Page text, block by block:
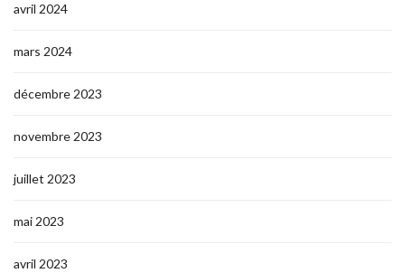
avril 2024
mars 2024
décembre 2023
novembre 2023
juillet 2023
mai 2023
avril 2023